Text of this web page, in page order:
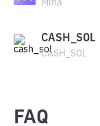
Mina
CASH_SOL
CASH_SOL
FAQ